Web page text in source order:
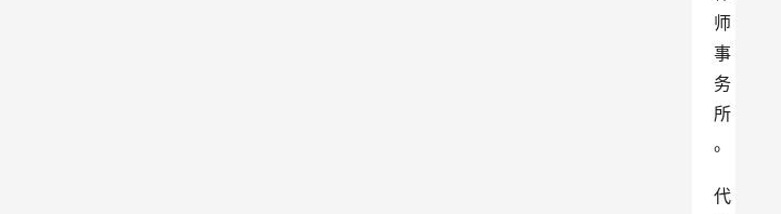
师
事
务
所
。
代